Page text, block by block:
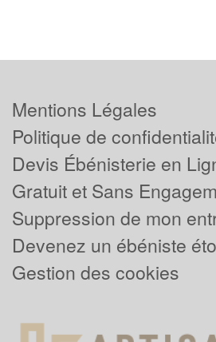
Mentions Légales
Politique de
Devis Ébénisterie en
Gratuit et Sans
Suppression de mon
Devenez un ébéniste
Gestion des cookies